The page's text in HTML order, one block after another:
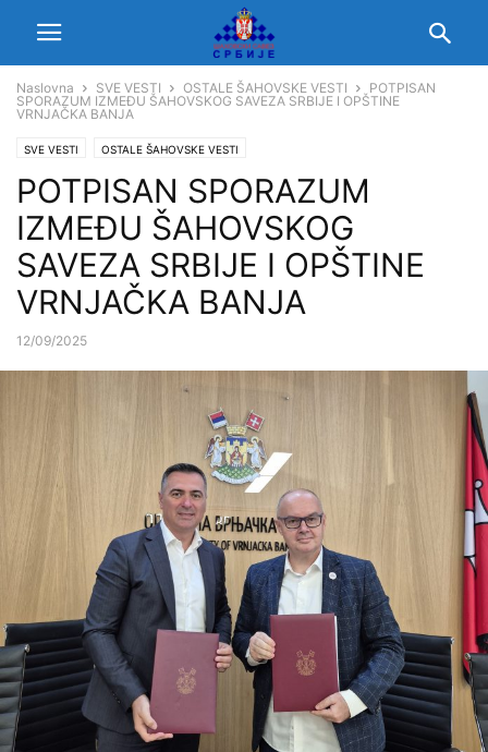
Naslovna SVE VESTI OSTALE ŠAHOVSKE VESTI
POTPISAN
SPORAZUM IZMEĐU ŠAHOVSKOG SAVEZA SRBIJE I OPŠTINE
VRNJAČKA BANJA
SVE VESTI OSTALE ŠAHOVSKE VESTI
POTPISAN SPORAZUM
IZMEĐU ŠAHOVSKOG
SAVEZA SRBIJE I OPŠTINE
VRNJAČKA BANJA
12/09/2025